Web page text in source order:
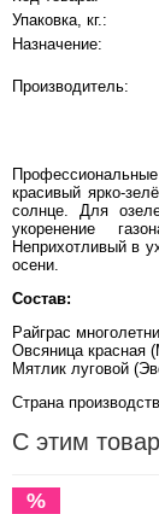
Упаковка, кг.:
Назначение:
Производитель:
красивый ярко-
солнце. Для
укоренение
Неприхотливый в
осени.
Состав:
Райграс
Овсяница красная
Мятлик луговой
Страна
С этим
%